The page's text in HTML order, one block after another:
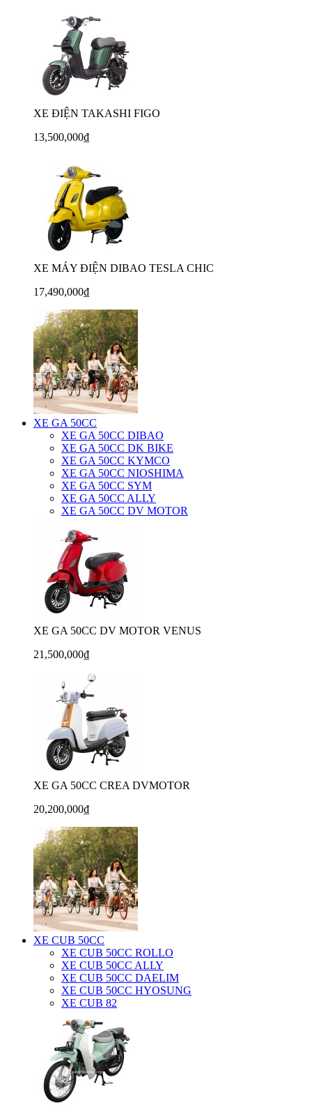
XE ĐIỆN TAKASHI FIGO
13,500,000₫
XE MÁY ĐIỆN DIBAO TESLA CHIC
17,490,000₫
XE GA 50CC
XE GA 50CC DIBAO
XE GA 50CC DK BIKE
XE GA 50CC KYMCO
XE GA 50CC NIOSHIMA
XE GA 50CC SYM
XE GA 50CC ALLY
XE GA 50CC DV MOTOR
XE GA 50CC DV MOTOR VENUS
21,500,000₫
XE GA 50CC CREA DVMOTOR
20,200,000₫
XE CUB 50CC
XE CUB 50CC ROLLO
XE CUB 50CC ALLY
XE CUB 50CC DAELIM
XE CUB 50CC HYOSUNG
XE CUB 82